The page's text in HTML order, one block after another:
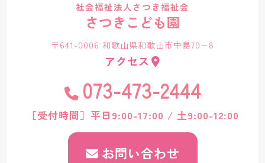
社会福祉法人さつき福祉会
さつきこども園
〒641-0006 和歌山県和歌山市中島70−8
アクセス
073-473-2444
［受付時間］平日9:00-17:00 / 土9:00-12:00
お問い合わせ